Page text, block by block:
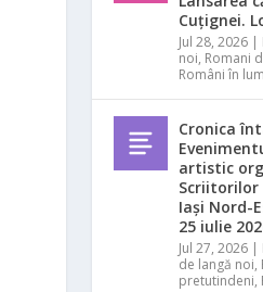
Cuțignei.
Jul 28, 2026 |
noi, Romani
Români în
Cronica
artistic
Scriitorilor
Iași Nord-
25 iulie
Jul 27, 2026 |
de langă noi,
pretutindeni,